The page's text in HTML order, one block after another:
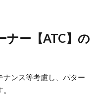
ナー【ATC】の
ナンス等考慮し、パター